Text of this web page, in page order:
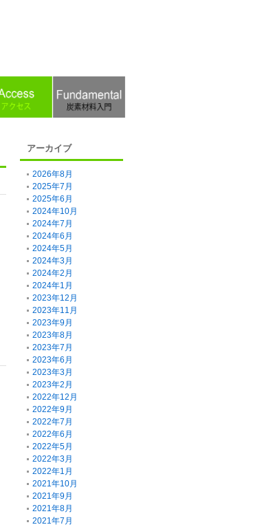
アーカイブ
2026年8月
2025年7月
2025年6月
2024年10月
2024年7月
2024年6月
2024年5月
2024年3月
2024年2月
2024年1月
2023年12月
2023年11月
2023年9月
2023年8月
2023年7月
2023年6月
2023年3月
2023年2月
2022年12月
2022年9月
2022年7月
2022年6月
2022年5月
2022年3月
2022年1月
2021年10月
2021年9月
2021年8月
2021年7月